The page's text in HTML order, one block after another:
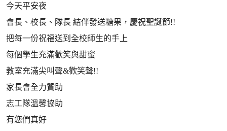
今天平安夜
會長、校長、隊長 結伴發送糖果，慶祝聖誕節!!
把每一份祝福送到全校師生的手上
每個學生充滿歡笑與甜蜜
教室充滿尖叫聲&歡笑聲!!
家長會全力贊助
志工隊溫馨協助
有您們真好